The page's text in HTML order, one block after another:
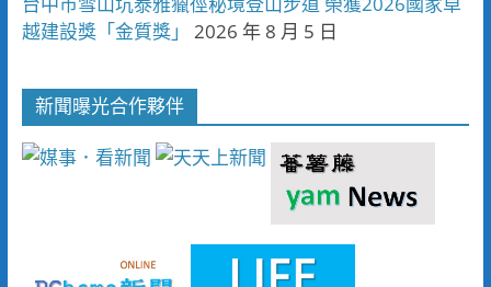
越建設獎「金質獎」
2026 年 8 月 5 日
新聞曝光合作夥伴